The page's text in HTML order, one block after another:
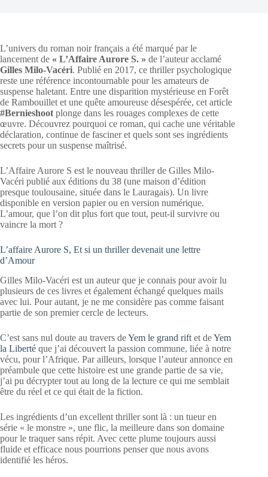
L’univers du roman noir français a été marqué par le
lancement de « L’Affaire Aurore S. » de l’auteur acclamé
Gilles Milo-Vacéri. Publié en 2017, ce thriller psychologique
reste une référence incontournable pour les amateurs de
suspense haletant. Entre une disparition mystérieuse en Forêt
de Rambouillet et une quête amoureuse désespérée, cet article
#Bernieshoot plonge dans les rouages complexes de cette
œuvre. Découvrez pourquoi ce roman, qui cache une véritable
déclaration, continue de fasciner et quels sont ses ingrédients
secrets pour un suspense maîtrisé.
L’Affaire Aurore S est le nouveau thriller de Gilles Milo-
Vacéri publié aux éditions du 38 (une maison d’édition
presque toulousaine, située dans le Lauragais). Un livre
disponible en version papier ou en version numérique.
L’amour, que l’on dit plus fort que tout, peut-il survivre ou
vaincre la mort ?
L’affaire Aurore S, Et si un thriller devenait une lettre
d’Amour
Gilles Milo-Vacéri est un auteur que je connais pour avoir lu
plusieurs de ces livres et également échangé quelques mails
avec lui. Pour autant, je ne me considère pas comme faisant
partie de son premier cercle de lecteurs.
C’est sans nul doute au travers deYem le grand rift et deYem
la Liberté que j’ai découvert la passion commune, liée à notre
vécu, pour l’Afrique. Par ailleurs, lorsque l’auteur annonce en
préambule que cette histoire est une grande partie de sa vie,
j’ai pu décrypter tout au long de la lecture ce qui me semblait
être du réel et ce qui était de la fiction.
Les ingrédients d’un excellent thriller sont là : un tueur en
série « le monstre », une flic, la meilleure dans son domaine
pour le traquer sans répit. Avec cette plume toujours aussi
fluide et efficace nous pourrions penser que nous avons
identifié les héros.